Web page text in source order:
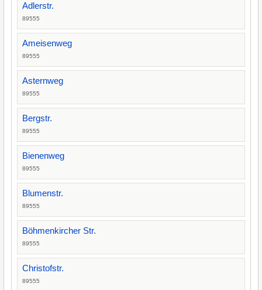
Adlerstr.
89555
Ameisenweg
89555
Asternweg
89555
Bergstr.
89555
Bienenweg
89555
Blumenstr.
89555
Böhmenkircher Str.
89555
Christofstr.
89555